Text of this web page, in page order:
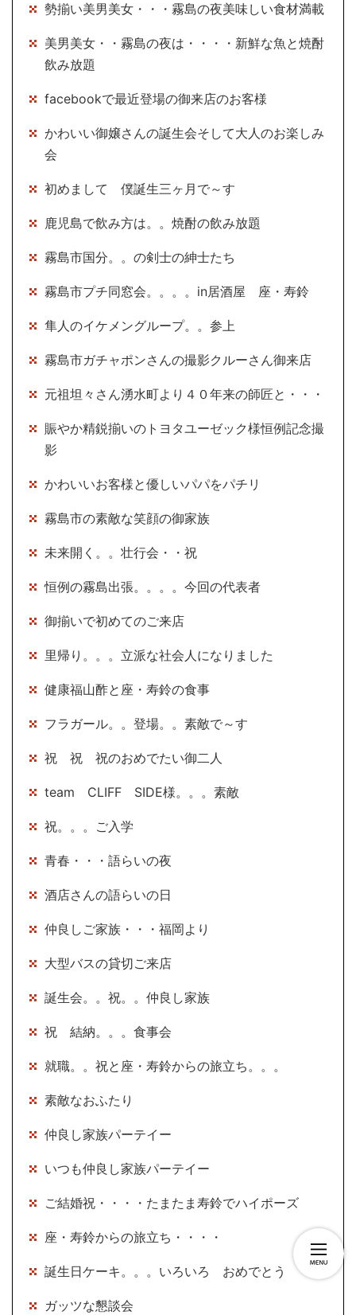
勢揃い美男美女・・・霧島の夜美味しい食材満載
美男美女・・霧島の夜は・・・・新鮮な魚と焼酎
飲み放題
facebookで最近登場の御来店のお客様
かわいい御嬢さんの誕生会そして大人のお楽しみ
会
初めまして 僕誕生三ヶ月で～す
鹿児島で飲み方は。。焼酎の飲み放題
霧島市国分。。の剣士の紳士たち
霧島市プチ同窓会。。。。in居酒屋 座・寿鈴
隼人のイケメングループ。。参上
霧島市ガチャポンさんの撮影クルーさん御来店
元祖坦々さん湧水町より４０年来の師匠と・・・
賑やか精鋭揃いのトヨタユーゼック様恒例記念撮
影
かわいいお客様と優しいパパをパチリ
霧島市の素敵な笑顔の御家族
未来開く。。壮行会・・祝
恒例の霧島出張。。。。今回の代表者
御揃いで初めてのご来店
里帰り。。。立派な社会人になりました
健康福山酢と座・寿鈴の食事
フラガール。。登場。。素敵で～す
祝 祝 祝のおめでたい御二人
team CLIFF SIDE様。。。素敵
祝。。。ご入学
青春・・・語らいの夜
酒店さんの語らいの日
仲良しご家族・・・福岡より
大型バスの貸切ご来店
誕生会。。祝。。仲良し家族
祝 結納。。。食事会
就職。。祝と座・寿鈴からの旅立ち。。。
素敵なおふたり
仲良し家族パーテイー
いつも仲良し家族パーテイー
ご結婚祝・・・・たまたま寿鈴でハイポーズ
座・寿鈴からの旅立ち・・・・
誕生日ケーキ。。。いろいろ おめでとう
ガッツな懇談会